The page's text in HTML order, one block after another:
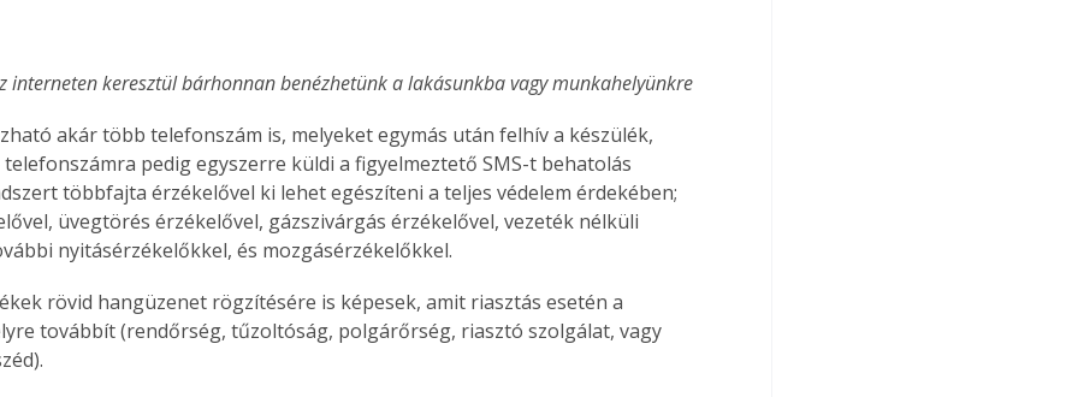
interneten keresztül bárhonnan benézhetünk a lakásunkba vagy munkahelyünkre
akár több telefonszám is, melyeket egymás után felhív a készülék,
pedig egyszerre küldi a figyelmeztető SMS-t behatolás
többfajta érzékelővel ki lehet egészíteni a teljes védelem érdekében;
üvegtörés érzékelővel, gázszivárgás érzékelővel, vezeték nélküli
nyitásérzékelőkkel, és mozgásérzékelőkkel.
rövid hangüzenet rögzítésére is képesek, amit riasztás esetén a
továbbít (rendőrség, tűzoltóság, polgárőrség, riasztó szolgálat, vagy